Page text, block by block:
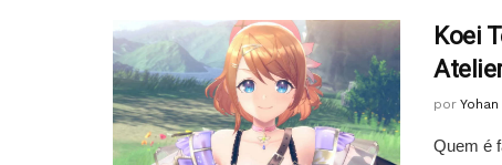
Koei
por Yohan
Quem é